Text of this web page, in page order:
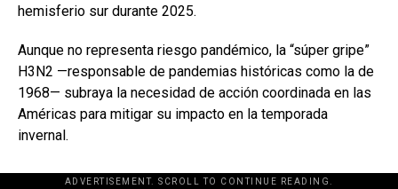
hemisferio sur durante 2025.
Aunque no representa riesgo pandémico, la “súper gripe”
H3N2 —responsable de pandemias históricas como la de
1968— subraya la necesidad de acción coordinada en las
Américas para mitigar su impacto en la temporada
invernal.
ADVERTISEMENT. SCROLL TO CONTINUE READING.